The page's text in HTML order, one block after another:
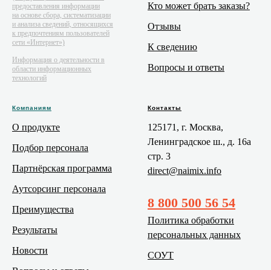
предоставления информации
на основе сбора, систематизации
и анализа сведений, относящихся
к предпочтениям пользователей
сети «Интернет»)
Информация о деятельности в
области информационных
технологий
Кто может брать заказы?
Отзывы
К сведению
Вопросы и ответы
Компаниям
О продукте
Подбор персонала
Партнёрская программа
Аутсорсинг персонала
Преимущества
Результаты
Новости
Контакты
125171, г. Москва,
Ленинградское ш., д. 16а
стр. 3
direct@naimix.info
8 800 500 56 54
Политика обработки
персональных данных
СОУТ